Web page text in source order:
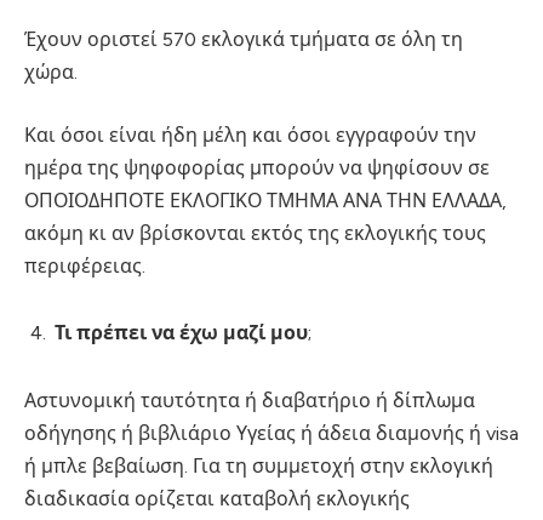
Έχουν οριστεί 570 εκλογικά τμήματα σε όλη τη
χώρα.
Και όσοι είναι ήδη μέλη και όσοι εγγραφούν την
ημέρα της ψηφοφορίας μπορούν να ψηφίσουν σε
ΟΠΟΙΟΔΗΠΟΤΕ ΕΚΛΟΓΙΚΟ ΤΜΗΜΑ ΑΝΑ ΤΗΝ ΕΛΛΑΔΑ,
ακόμη κι αν βρίσκονται εκτός της εκλογικής τους
περιφέρειας.
Τι πρέπει να έχω μαζί μου;
Αστυνομική ταυτότητα ή διαβατήριο ή δίπλωμα
οδήγησης ή βιβλιάριο Υγείας ή άδεια διαμονής ή visa
ή μπλε βεβαίωση. Για τη συμμετοχή στην εκλογική
διαδικασία ορίζεται καταβολή εκλογικής